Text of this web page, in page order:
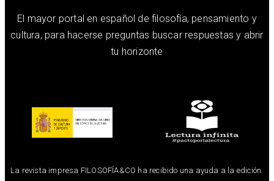
El mayor portal en español de filosofía, pensamiento y
cultura, para hacerse preguntas buscar respuestas y abrir
tu horizonte
La revista impresa FILOSOFÍA&CO ha recibido una ayuda a la edición